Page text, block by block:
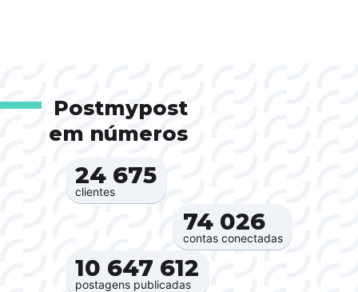
Postmypost
em números
24 675‍
clientes
74 026‍
contas conectadas
10 647 612‍
postagens publicadas